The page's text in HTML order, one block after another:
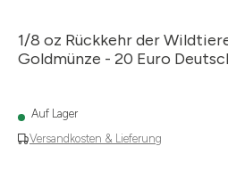
1/8 oz Rückkehr der
Goldmünze - 20 Euro
Versandkosten & Lieferung
Auf Lager